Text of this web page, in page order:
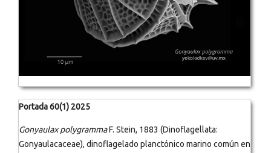
Portada 60(1) 2025
Gonyaulax polygrammaF. Stein, 1883 (Dinoflagellata:
Gonyaulacaceae), dinoflagelado planctónico marino común en